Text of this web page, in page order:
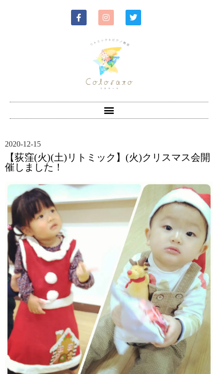
2020-12-15
【荻窪(火)(土)リトミック】(火)クリスマス会開
催しました！